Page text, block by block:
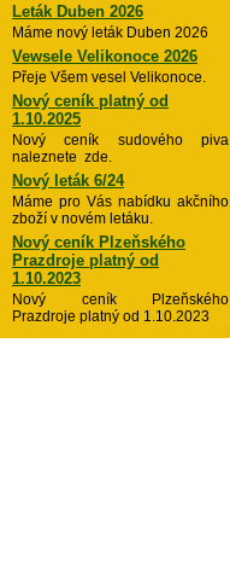
Leták Duben 2026
Máme nový leták Duben 2026
Vewsele Velikonoce 2026
Přeje Všem vesel Velikonoce.
Nový ceník platný od
1.10.2025
Nový ceník sudového piva
naleznete zde.
Nový leták 6/24
Máme pro Vás nabídku akčního
zboží v novém letáku.
Nový ceník Plzeňského
Prazdroje platný od
1.10.2023
Nový ceník Plzeňského
Prazdroje platný od 1.10.2023